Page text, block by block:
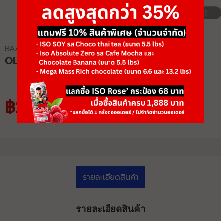
1/1
BAAMXERCORE
OLYMPIC BAR 7 FEET
฿2,925 ฿4,499
รายละเอียดสินค้า
รายละเอียดสินค้า